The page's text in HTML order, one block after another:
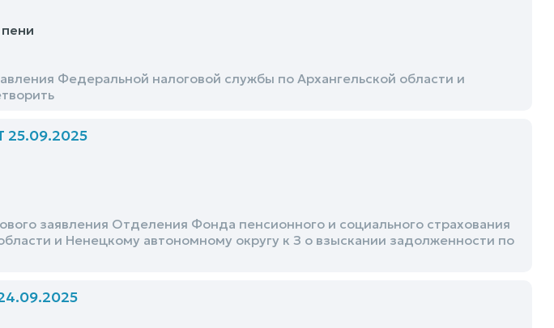
Федеральной налоговой службы по Архангельской области и
заявления Отделения Фонда пенсионного и социального страхования
и Ненецкому автономному округу к З о взыскании задолженности по